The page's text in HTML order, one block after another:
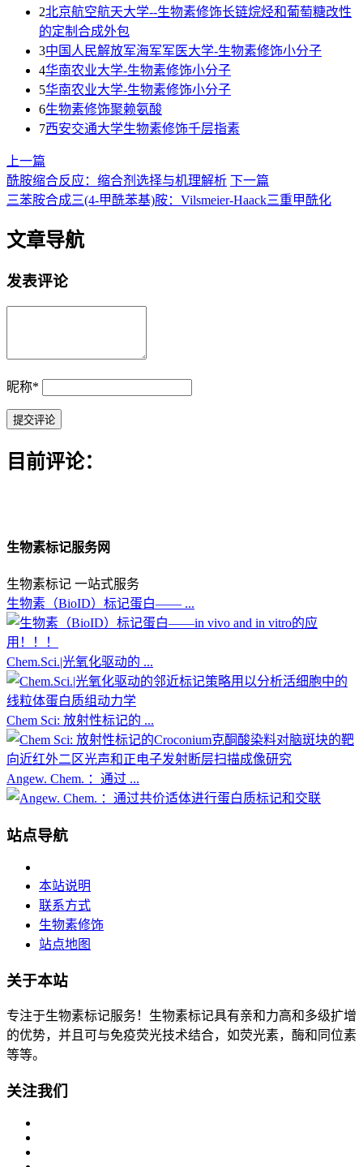
2北京航空航天大学--生物素修饰长链烷烃和葡萄糖改性
的定制合成外包
3中国人民解放军海军军医大学-生物素修饰小分子
4华南农业大学-生物素修饰小分子
5华南农业大学-生物素修饰小分子
6生物素修饰聚赖氨酸
7西安交通大学生物素修饰千层指素
上一篇
酰胺缩合反应：缩合剂选择与机理解析 下一篇
三苯胺合成三(4-甲酰苯基)胺：Vilsmeier-Haack三重甲酰化
文章导航
发表评论
昵称*
目前评论：
生物素标记服务网
生物素标记 一站式服务
生物素（BioID）标记蛋白—— ...
Chem.Sci.|光氧化驱动的 ...
Chem Sci: 放射性标记的 ...
Angew. Chem. ：通过 ...
站点导航
本站说明
联系方式
生物素修饰
站点地图
关于本站
专注于生物素标记服务！生物素标记具有亲和力高和多级扩增
的优势，并且可与免疫荧光技术结合，如荧光素，酶和同位素
等等。
关注我们